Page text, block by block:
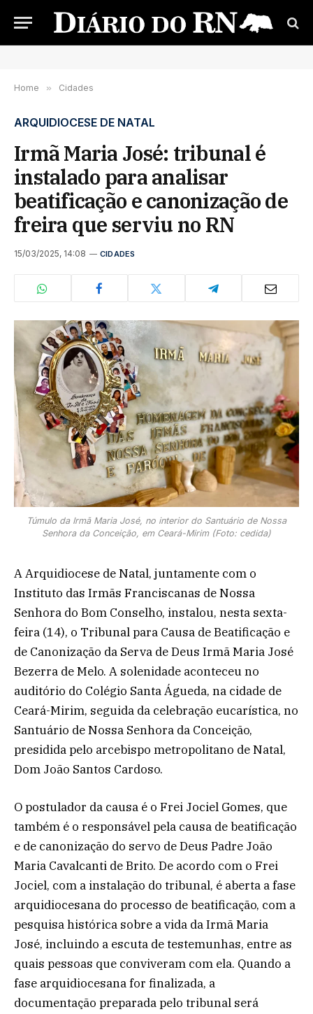
Home » Cidades
ARQUIDIOCESE DE NATAL
Irmã Maria José: tribunal é
instalado para analisar
beatificação e canonização de
freira que serviu no RN
15/03/2025, 14:08 CIDADES
Túmulo da Irmã Maria José, no interior do Santuário de Nossa
Senhora da Conceição, em Ceará-Mirim (Foto: cedida)
A Arquidiocese de Natal, juntamente com o
Instituto das Irmãs Franciscanas de Nossa
Senhora do Bom Conselho, instalou, nesta sexta-
feira (14), o Tribunal para Causa de Beatificação e
de Canonização da Serva de Deus Irmã Maria José
Bezerra de Melo. A solenidade aconteceu no
auditório do Colégio Santa Águeda, na cidade de
Ceará-Mirim, seguida da celebração eucarística, no
Santuário de Nossa Senhora da Conceição,
presidida pelo arcebispo metropolitano de Natal,
Dom João Santos Cardoso.
O postulador da causa é o Frei Jociel Gomes, que
também é o responsável pela causa de beatificação
e de canonização do servo de Deus Padre João
Maria Cavalcanti de Brito. De acordo com o Frei
Jociel, com a instalação do tribunal, é aberta a fase
arquidiocesana do processo de beatificação, com a
pesquisa histórica sobre a vida da Irmã Maria
José, incluindo a escuta de testemunhas, entre as
quais pessoas que conviveram com ela. Quando a
fase arquidiocesana for finalizada, a
documentação preparada pelo tribunal será